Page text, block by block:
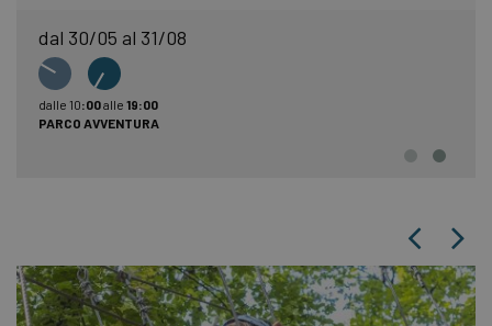
dal 30/05 al 31/08
dalle 10:00alle 19:00
PARCO AVVENTURA